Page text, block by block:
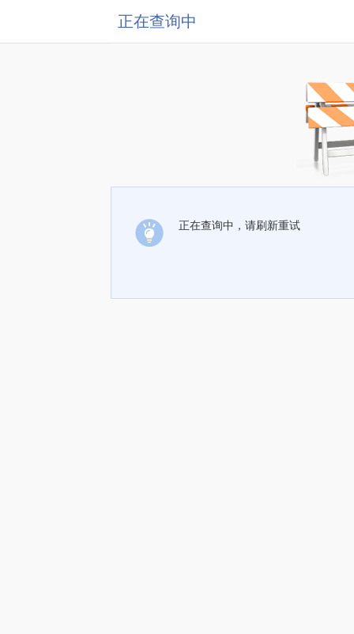
正在查询中
正在查询中，请刷新重试